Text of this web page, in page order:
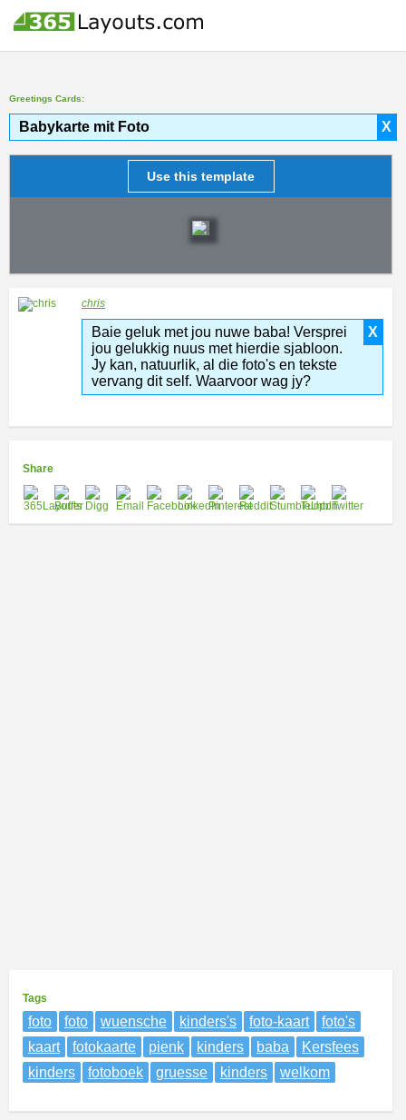
Greetings Cards:
X
Babykarte mit Foto
Use this template
chris
X
Baie geluk met jou nuwe baba! Versprei
jou gelukkig nuus met hierdie sjabloon.
Jy kan, natuurlik, al die foto's en tekste
vervang dit self. Waarvoor wag jy?
Share
Tags
foto foto wuensche kinders's foto-kaart
foto's
kaart
fotokaarte pienk kinders baba
Kersfees
kinders
fotoboek gruesse kinders welkom